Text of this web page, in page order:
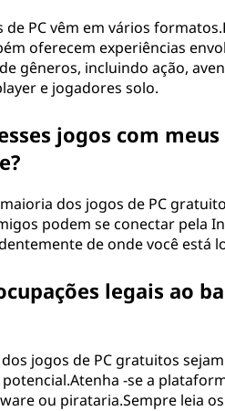
PC vêm em vários
oferecem experiências
gêneros, incluindo ação,
e jogadores solo.
jogos com
dos jogos de PC
podem se conectar pela
de onde você está
legais ao
jogos de PC gratuitos
-se a
ou pirataria.Sempre leia